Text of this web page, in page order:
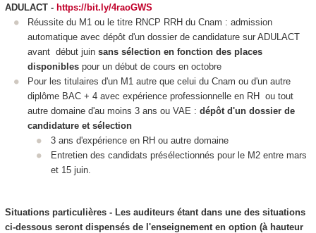
ADULACT - https://bit.ly/4raoGWS
Réussite du M1 ou le titre RNCP RRH du Cnam : admission
automatique avec dépôt d'un dossier de candidature sur ADULACT
avant début juin sans sélection en fonction des places
disponibles pour un début de cours en octobre
Pour les titulaires d'un M1 autre que celui du Cnam ou d'un autre
diplôme BAC + 4 avec expérience professionnelle en RH ou tout
autre domaine d'au moins 3 ans ou VAE : dépôt d'un dossier de
candidature et sélection
3 ans d'expérience en RH ou autre domaine
Entretien des candidats présélectionnés pour le M2 entre mars
et 15 juin.
Situations particulières - Les auditeurs étant dans une des situations
ci-dessous seront dispensés de l'enseignement en option (à hauteur